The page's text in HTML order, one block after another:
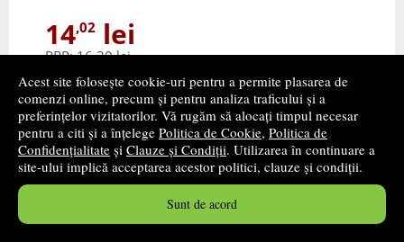
Acest site folosește cookie-uri pentru a permite plasarea de
comenzi online, precum și pentru analiza traficului și a
preferințelor vizitatorilor. Vă rugăm să alocați timpul necesar
pentru a citi și a înțelege Politica de Cookie, Politica de
Confidențialitate și Clauze și Condiții. Utilizarea în continuare a
site-ului implică acceptarea acestor politici, clauze și condiții.
Sunt de acord
14,02 lei
PRP:16,30 lei
Disponibilitate: stoc indisponibil
alertă stoc